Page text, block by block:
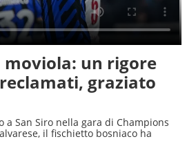
un rigore
graziato
a San Siro nella gara di Champions
il fischietto bosniaco ha